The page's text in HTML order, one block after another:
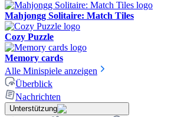
Mahjongg Solitaire: Match Tiles
Cozy Puzzle
Memory cards
Alle Minispiele anzeigen
Überblick
Nachrichten
Unterstützung